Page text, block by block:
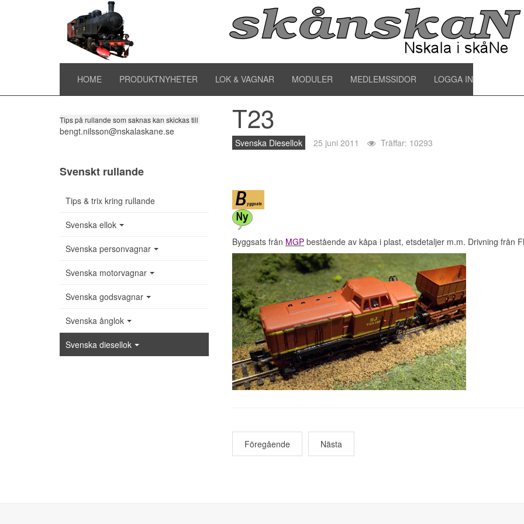
HOME PRODUKTNYHETER LOK & VAGNAR MODULER MEDLEMSSIDOR LOGGA IN
T23
T23
Svenska Diesellok 25 juni 2011 Träffar: 10293
Byggsats från MGP bestående av kåpa i plast, etsdetaljer m.m. Drivning från
Föregående Nästa
Tipsa om rullande
Tips på rullande som saknas kan skickas till
bengt.nilsson@nskalaskane.se
Svenskt rullande
Tips & trix kring rullande
Svenska ellok
Svenska personvagnar
Svenska motorvagnar
Svenska godsvagnar
Svenska ånglok
Svenska diesellok